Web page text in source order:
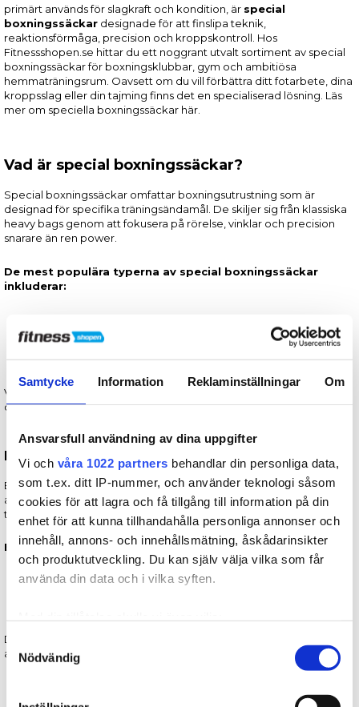
Samtycke Information Reklaminställningar Om
Ansvarsfull användning av dina uppgifter
Vi och våra 1022 partners behandlar din personliga data,
som t.ex. ditt IP-nummer, och använder teknologi såsom
cookies för att lagra och få tillgång till information på din
enhet för att kunna tillhandahålla personliga annonser och
innehåll, annons- och innehållsmätning, åskådarinsikter
och produktutveckling. Du kan själv välja vilka som får
använda din data och i vilka syften.
kan ha en noggrannhet på upp till flera meter
Samtyckesval
Nödvändig
primärt används för slagkraft och kondition, är special
boxningssäckar designade för att finslipa teknik,
reaktionsförmåga, precision och kroppskontroll. Hos
Fitnessshopen.se hittar du ett noggrant utvalt sortiment av special
boxningssäckar för boxningsklubbar, gym och ambitiösa
hemmaträningsrum. Oavsett om du vill förbättra ditt fotarbete, dina
kroppsslag eller din tajming finns det en specialiserad lösning. Läs
mer om speciella boxningssäckar här.
Vad är special boxningssäckar?
Special boxningssäckar omfattar boxningsutrustning som är
designad för specifika träningsändamål. De skiljer sig från klassiska
heavy bags genom att fokusera på rörelse, vinklar och precision
snarare än ren power.
De mest populära typerna av special boxningssäckar
inkluderar:
Torpedo-boxningssäck.
Boxningsbollar.
Varje typ stödjer olika delar av boxningsträningen. Läs mer om de
olika typerna nedan.
Boxningsstavar – Precision och rörelse
Boxningsstavar är idealiska för att träna precisa slag och korrekt
avstånd. De används ofta i teknisk träning där fokus ligger på att
träffa små mål med hög precision.
Boxningsstavar utvecklar:
Slagprecision.
De är ett effektivt redskap för både nybörjare och erfarna som vill
arbeta målinriktat med teknik.